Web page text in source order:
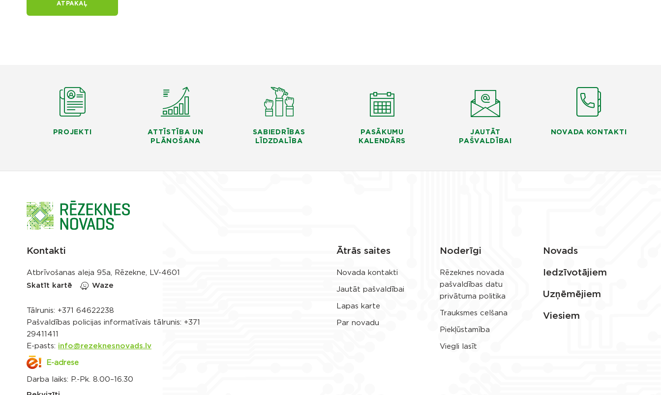
ATPAKAĻ
PROJEKTI
ATTĪSTĪBA UN
PLĀNOŠANA
SABIEDRĪBAS
LĪDZDALĪBA
PASĀKUMU
KALENDĀRS
JAUTĀT
PAŠVALDĪBAI
NOVADA KONTAKTI
Kontakti
Atbrīvošanas aleja 95a, Rēzekne, LV-4601
Skatīt kartē
Waze
Tālrunis: +371 64622238
Pašvaldības policijas informatīvais tālrunis: +371
29411411
E-pasts: info@rezeknesnovads.lv
E-adrese
Darba laiks: P.-Pk. 8.00–16.30
Ātrās saites
Novada kontakti
Jautāt pašvaldībai
Lapas karte
Par novadu
Noderīgi
Rēzeknes novada
pašvaldības datu
privātuma politika
Trauksmes celšana
Piekļūstamība
Viegli lasīt
Novads
Iedzīvotājiem
Uzņēmējiem
Viesiem